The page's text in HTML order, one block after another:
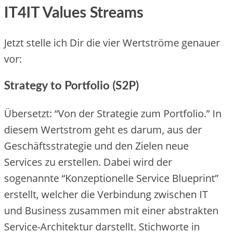
IT4IT Values Streams
Jetzt stelle ich Dir die vier Wertströme genauer
vor:
Strategy to Portfolio (S2P)
Übersetzt: “Von der Strategie zum Portfolio.” In
diesem Wertstrom geht es darum, aus der
Geschäftsstrategie und den Zielen neue
Services zu erstellen. Dabei wird der
sogenannte “Konzeptionelle Service Blueprint”
erstellt, welcher die Verbindung zwischen IT
und Business zusammen mit einer abstrakten
Service-Architektur darstellt. Stichworte in